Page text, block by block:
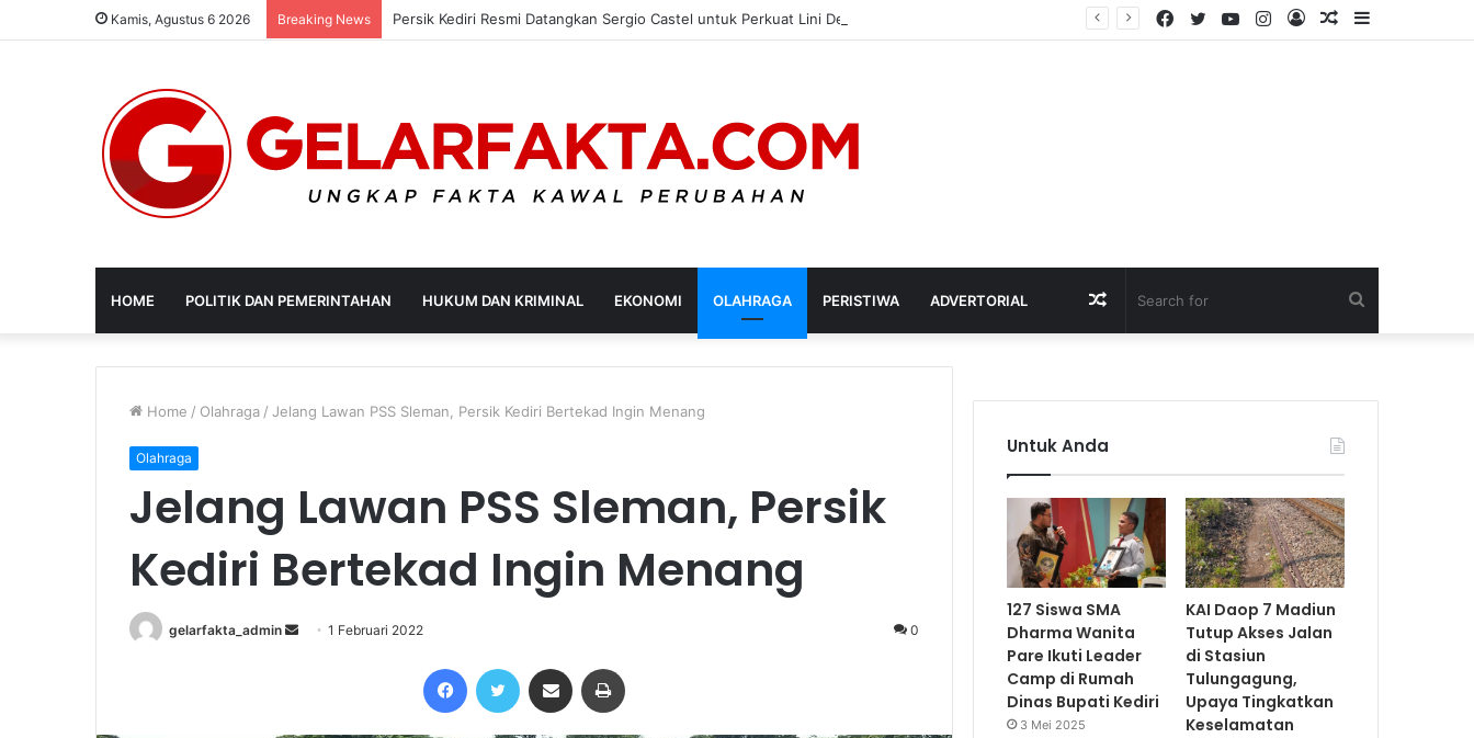
Kamis, Agustus 6 2026 Breaking News Persik Kediri Resmi Datangkan Sergio Castel untuk Perkuat Lini Depan di Super League 2026/2027 Sidebar
Random
Log
Instagram
YouTube
Twitter
Facebook
HOME POLITIK DAN PEMERINTAHAN HUKUM DAN KRIMINAL EKONOMI OLAHRAGA PERISTIWA ADVERTORIAL Random
Home / Olahraga / Jelang Lawan PSS Sleman, Persik Kediri Bertekad Ingin Menang
Olahraga
Jelang Lawan PSS Sleman, Persik
Kediri Bertekad Ingin Menang
gelarfakta_admin
Send1 Februari 2022 0
FacebookTwitter Share via Email
Untuk Anda
127 Siswa SMA
Dharma Wanita
Pare Ikuti Leader
Camp di Rumah
Dinas Bupati Kediri
3 Mei 2025
KAI Daop 7 Madiun
Tutup Akses Jalan
di Stasiun
Tulungagung,
Upaya Tingkatkan
Keselamatan